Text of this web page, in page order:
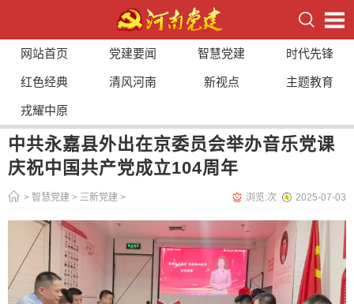
网站首页 党建要闻 智慧党建 时代先锋
红色经典 清风河南 新视点 主题教育
戎耀中原
中共永嘉县外出在京委员会举办音乐党课
庆祝中国共产党成立104周年
> 智慧党建 > 三新党建 > 2025-07-03
浏览:次